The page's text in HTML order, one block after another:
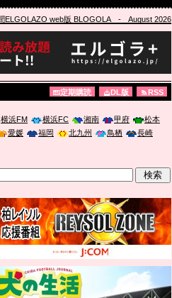
ELGOLAZO web版 BLOGOLA- August 2026
定期購読 DL版 RSS
横浜FM 横浜FC 湘南 甲府
松本
愛媛 福岡 北九州 鳥栖
長崎
壇